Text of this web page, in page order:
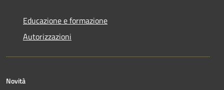
Educazione e formazione
Autorizzazioni
Novità